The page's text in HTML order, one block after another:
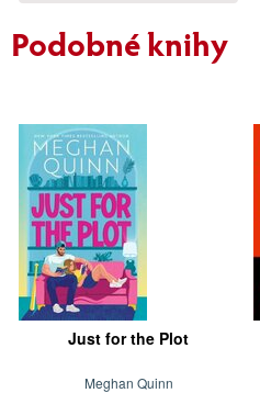
Podobné knihy
Just for the Plot
Meghan Quinn